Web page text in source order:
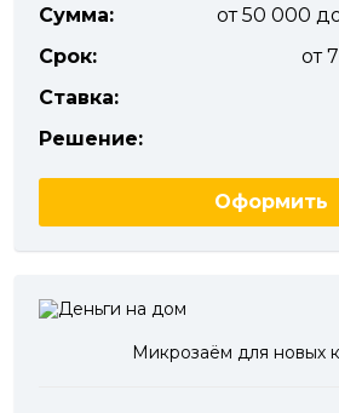
Сумма:
от 50 000
Срок:
от
Ставка:
Решение:
Оформить
Микрозаём для новых